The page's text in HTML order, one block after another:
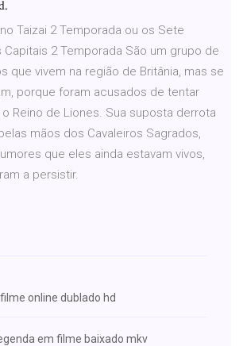
Taizai 2 Temporada ou os Sete
Capitais 2 Temporada São um grupo de
que vivem na região de Britânia, mas se
porque foram acusados de tentar
Reino de Liones. Sua suposta derrota
mãos dos Cavaleiros Sagrados,
que eles ainda estavam vivos,
a persistir.
online dublado hd
em filme baixado mkv